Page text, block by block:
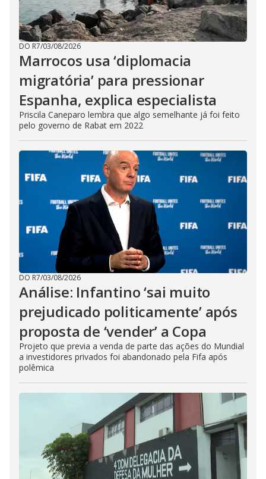
DO R7/03/08/2026
Marrocos usa ‘diplomacia
migratória’ para pressionar
Espanha, explica especialista
Priscila Caneparo lembra que algo semelhante já foi feito
pelo governo de Rabat em 2022
DO R7/03/08/2026
Análise: Infantino ‘sai muito
prejudicado politicamente’ após
proposta de ‘vender’ a Copa
Projeto que previa a venda de parte das ações do Mundial
a investidores privados foi abandonado pela Fifa após
polêmica